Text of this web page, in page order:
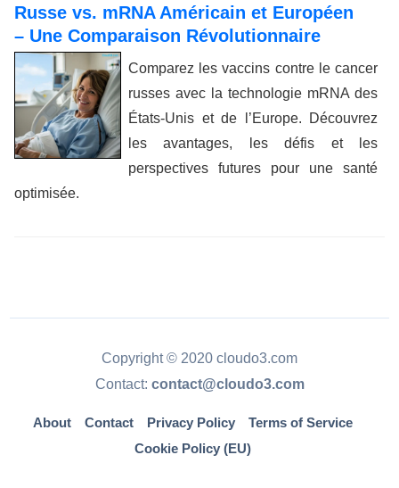
Russe vs. mRNA Américain et Européen
– Une Comparaison Révolutionnaire
Comparez les vaccins contre le cancer
russes avec la technologie mRNA des
États-Unis et de l’Europe. Découvrez
les avantages, les défis et les
perspectives futures pour une santé
optimisée.
Copyright © 2020 cloudo3.com
Contact: contact@cloudo3.com
About Contact Privacy Policy
Terms of Service
Cookie Policy (EU)